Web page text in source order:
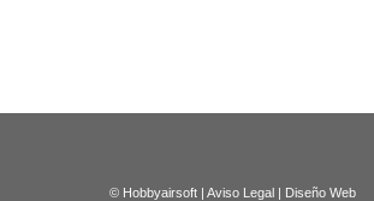
© Hobbyairsoft | Aviso Legal | Diseño Web